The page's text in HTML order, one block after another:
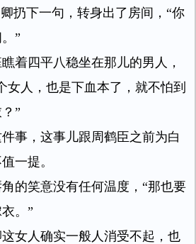
扔下一句，转身出了房间，“你
”
着四平八稳坐在那儿的男人，
女人，也是下血本了，就不怕到
”
事，这事儿跟周鹤臣之前为白
一提。
的笑意没有任何温度，“那也要
。”
女人确实一般人消受不起，也